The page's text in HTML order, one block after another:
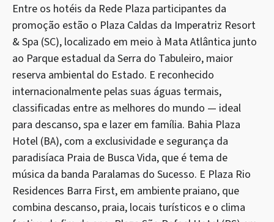
Entre os hotéis da Rede Plaza participantes da
promoção estão o Plaza Caldas da Imperatriz Resort
& Spa (SC), localizado em meio à Mata Atlântica junto
ao Parque estadual da Serra do Tabuleiro, maior
reserva ambiental do Estado. E reconhecido
internacionalmente pelas suas águas termais,
classificadas entre as melhores do mundo — ideal
para descanso, spa e lazer em família. Bahia Plaza
Hotel (BA), com a exclusividade e segurança da
paradisíaca Praia de Busca Vida, que é tema de
música da banda Paralamas do Sucesso. E Plaza Rio
Residences Barra First, em ambiente praiano, que
combina descanso, praia, locais turísticos e o clima